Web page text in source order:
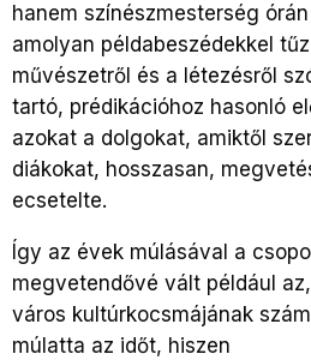
hanem színészmesterség
amolyan példabeszédekkel
művészetről és a létezésről
tartó, prédikációhoz hasonló
azokat a dolgokat, amiktől
diákokat, hosszasan,
ecsetelte.
Így az évek múlásával a
megvetendővé vált például
város kultúrkocsmájának
múlatta az időt, hiszen